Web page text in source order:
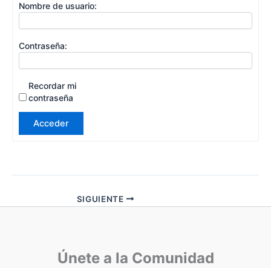
Nombre de usuario:
Contraseña:
Recordar mi
contraseña
Acceder
SIGUIENTE
Únete a la Comunidad